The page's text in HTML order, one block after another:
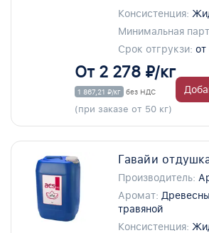
Консистенция:
Минимальная
Срок отгрукзи:
От 2 278 ₽/кг
1 867,21 ₽/кг без НДС
(при заказе от 50 кг)
Гавайи
Производитель:
Аромат:
травяной
Консистенция: